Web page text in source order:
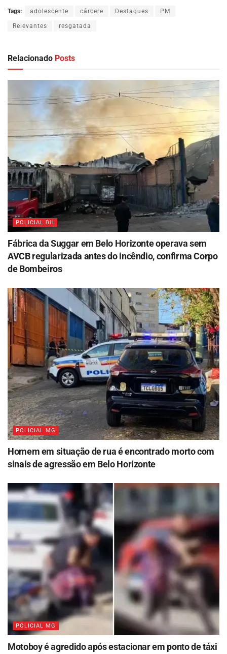
Tags: adolescente cárcere Destaques PM
Relevantes resgatada
Relacionado Posts
POLICIAL BH
Fábrica da Suggar em Belo Horizonte operava sem
AVCB regularizada antes do incêndio, confirma Corpo
de Bombeiros
POLICIAL MG
Homem em situação de rua é encontrado morto com
sinais de agressão em Belo Horizonte
POLICIAL MG
Motoboy é agredido após estacionar em ponto de táxi